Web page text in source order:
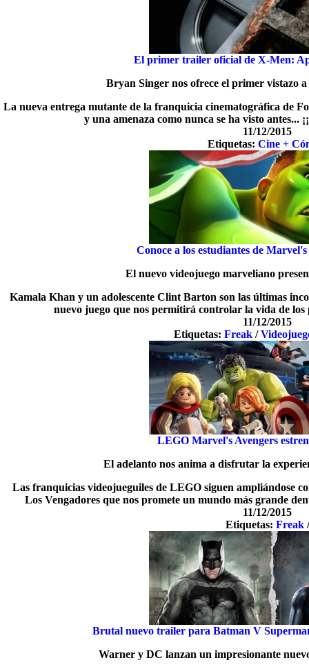
El primer trailer oficial de X-Men:
Bryan Singer nos ofrece el primer vistazo
La nueva entrega mutante de la franquicia cinematográfica de
y una amenaza como nunca se ha visto antes...
11/12/2015
Etiquetas: Cine +
Conoce a los estudiantes de
El nuevo videojuego marveliano
Kamala Khan y un adolescente Clint Barton son las últimas
nuevo juego que nos permitirá controlar la vida de los
11/12/2015
Etiquetas: Freak /
LEGO Marvel's Avengers
El adelanto nos anima a disfrutar la
Las franquicias videojueguiles de LEGO siguen ampliándose
Los Vengadores que nos promete un mundo más grande
11/12/2015
Etiquetas: Freak /
Brutal nuevo trailer para Batman V
Warner y DC lanzan un impresionante